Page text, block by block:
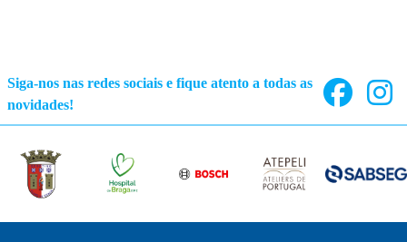
Siga-nos nas redes sociais e fique atento a todas as
novidades!